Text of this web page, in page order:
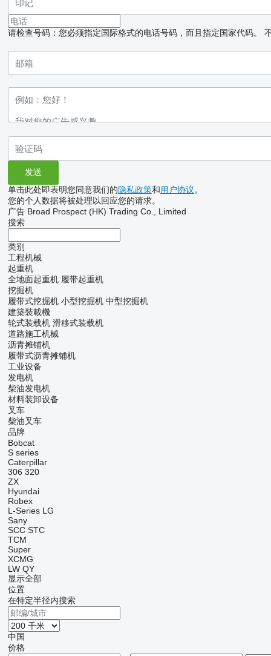
请检查号码：您必须指定国际格式的电话号码，而且指定国家代码。
单击此处即表明您同意我们的隐私政策和用户协议。
您的个人数据将被处理以回应您的请求。
广告 Broad Prospect (HK) Trading Co., Limited
搜索
类别
工程机械
起重机
全地面起重机 履带起重机
挖掘机
履带式挖掘机 小型挖掘机 中型挖掘机
建築裝載機
轮式装载机 滑移式装载机
道路施工机械
沥青摊铺机
履带式沥青摊铺机
工业设备
发电机
柴油发电机
材料装卸设备
叉车
柴油叉车
品牌
Bobcat
S series
Caterpillar
306 320
ZX
Hyundai
Robex
L-Series LG
Sany
SCC STC
TCM
Super
XCMG
LW QY
显示全部
位置
在特定半径内搜索
中国
价格